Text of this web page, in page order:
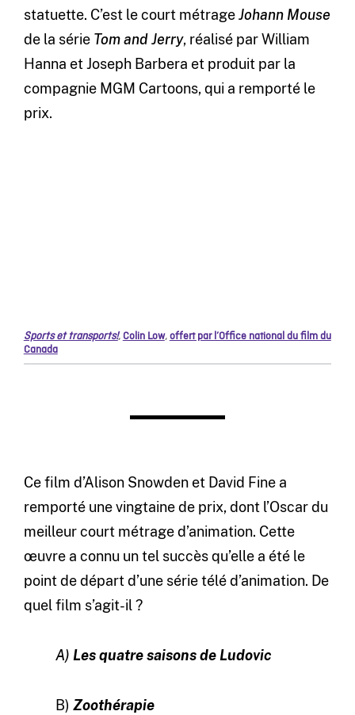
statuette. C’est le court métrageJohann Mouse
de la série Tom and Jerry, réalisé par William
Hanna et Joseph Barbera et produit par la
compagnie MGM Cartoons, qui a remporté le
prix.
Sports et transports!,Colin Low,offert par l’Office national du film du
Canada
Ce film d’Alison Snowden et David Fine a
remporté une vingtaine de prix, dont l’Oscar du
meilleur court métrage d’animation. Cette
œuvre a connu un tel succès qu’elle a été le
point de départ d’une série télé d’animation. De
quel film s’agit-il ?
A) Lesquatre saisons de Ludovic
B) Zoothérapie